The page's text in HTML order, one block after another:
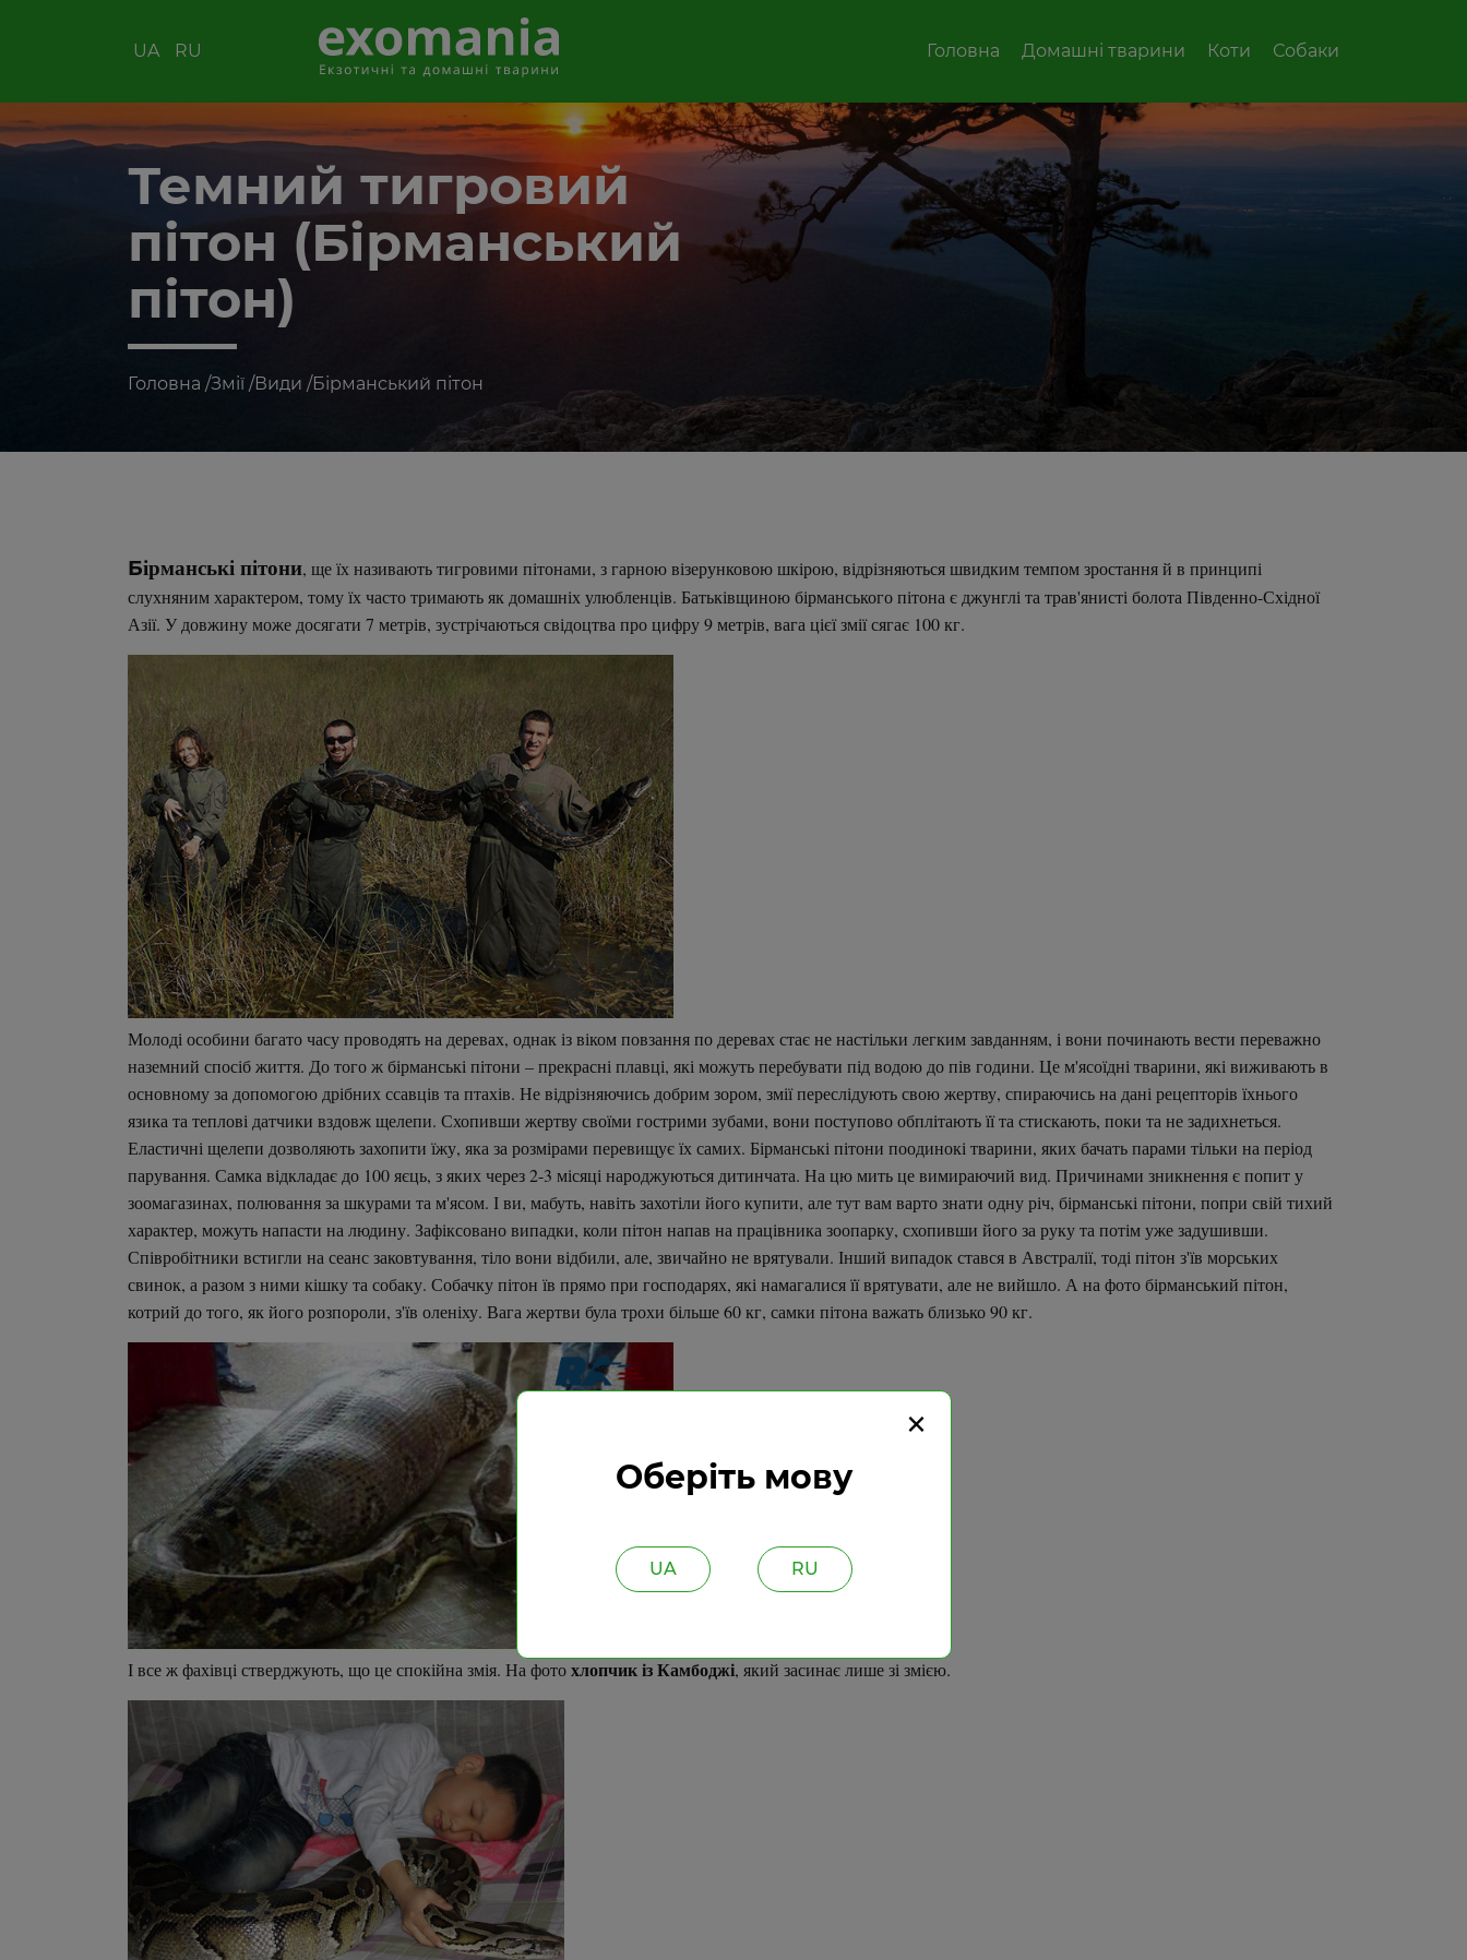
Оберіть мову
×
UA RU
UA RU Головна Домашні тварини Коти Собаки
Темний тигровий
пітон (Бірманський
пітон)
Головна /Змії /Види /Бірманський пітон
Бірманські пітони, ще їх називають тигровими пітонами, з гарною візерунковою шкірою, відрізняються швидким темпом зростання й в принципі
слухняним характером, тому їх часто тримають як домашніх улюбленців. Батьківщиною бірманського пітона є джунглі та трав'янисті болота Південно-Східної
Азії. У довжину може досягати 7 метрів, зустрічаються свідоцтва про цифру 9 метрів, вага цієї змії сягає 100 кг.
Молоді особини багато часу проводять на деревах, однак із віком повзання по деревах стає не настільки легким завданням, і вони починають вести переважно
наземний спосіб життя. До того ж бірманські пітони – прекрасні плавці, які можуть перебувати під водою до пів години. Це м'ясоїдні тварини, які виживають в
основному за допомогою дрібних ссавців та птахів. Не відрізняючись добрим зором, змії переслідують свою жертву, спираючись на дані рецепторів їхнього
язика та теплові датчики вздовж щелепи. Схопивши жертву своїми гострими зубами, вони поступово обплітають її та стискають, поки та не задихнеться.
Еластичні щелепи дозволяють захопити їжу, яка за розмірами перевищує їх самих. Бірманські пітони поодинокі тварини, яких бачать парами тільки на період
парування. Самка відкладає до 100 яєць, з яких через 2-3 місяці народжуються дитинчата. На цю мить це вимираючий вид. Причинами зникнення є попит у
зоомагазинах, полювання за шкурами та м'ясом. І ви, мабуть, навіть захотіли його купити, але тут вам варто знати одну річ, бірманські пітони, попри свій тихий
характер, можуть напасти на людину. Зафіксовано випадки, коли пітон напав на працівника зоопарку, схопивши його за руку та потім уже задушивши.
Співробітники встигли на сеанс заковтування, тіло вони відбили, але, звичайно не врятували. Інший випадок стався в Австралії, тоді пітон з'їв морських
свинок, а разом з ними кішку та собаку. Собачку пітон їв прямо при господарях, які намагалися її врятувати, але не вийшло. А на фото бірманський пітон,
котрий до того, як його розпороли, з'їв оленіху. Вага жертви була трохи більше 60 кг, самки пітона важать близько 90 кг.
І все ж фахівці стверджують, що це спокійна змія. На фотохлопчик із Камбоджі, який засинає лише зі змією.